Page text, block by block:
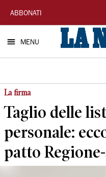
La
Nuova
Sardegna
ABBONATI
MENU
La firma
Taglio delle
personale:
patto